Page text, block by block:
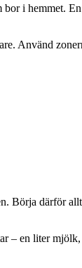
i hemmet.
Använd
Börja därför
– en liter